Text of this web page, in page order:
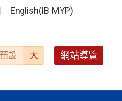
English(IB MYP)
預設 大 網站導覽